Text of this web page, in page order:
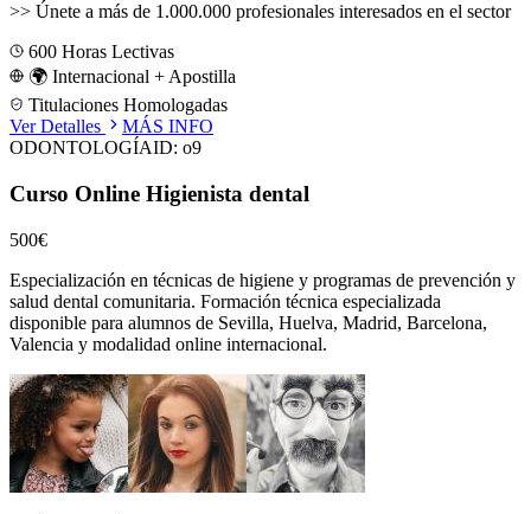
>> Únete a más de 1.000.000 profesionales interesados en el sector
600 Horas Lectivas
🌍 Internacional + Apostilla
Titulaciones Homologadas
Ver Detalles
MÁS INFO
ODONTOLOGÍAID: o9
Curso Online Higienista dental
500€
Especialización en técnicas de higiene y programas de prevención y
salud dental comunitaria. Formación técnica especializada
disponible para alumnos de Sevilla, Huelva, Madrid, Barcelona,
Valencia y modalidad online internacional.